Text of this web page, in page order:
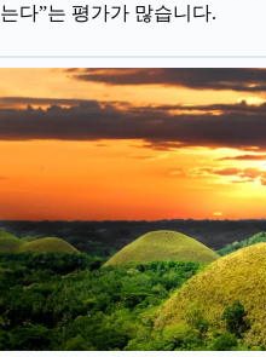
는다”는 평가가 많습니다.